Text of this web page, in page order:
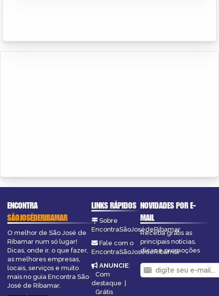
ENCONTRA
SÃOJOSÉDERIBAMAR
O melhor de São José de
Ribamar num só lugar!
Dicas, onde ir, o que fazer,
as melhores empresas,
locais, serviços e muito
mais no guia Encontra São
José de Ribamar.
LINKS RÁPIDOS
Sobre
EncontraSãoJosédeRibamar
Fale com o
EncontraSãoJosédeRibamar
ANUNCIE:
Com
destaque |
Grátis
NOVIDADES POR E-
MAIL
Receba grátis as
principais notícias,
dicas e promoções